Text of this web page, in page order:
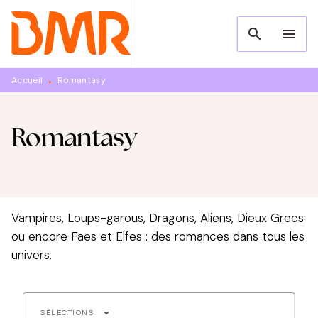
MENU RECHERCHE
PIED DE PAGE
search menu
Accueil • Romantasy
Romantasy
Vampires, Loups-garous, Dragons, Aliens, Dieux Grecs
ou encore Faes et Elfes : des romances dans tous les
univers.
SÉLECTIONS arrow_drop_down